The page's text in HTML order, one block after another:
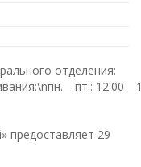
отделения:
предоставляет 29